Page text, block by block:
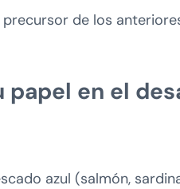
de los
papel en el
azul (salmón,